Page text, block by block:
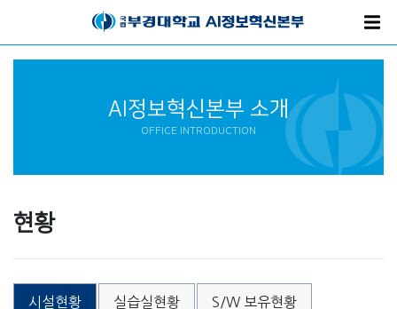
AI정보혁신본부 소개
OFFICE INTRODUCTION
현황
시설현황 실습실현황 S/W 보유현황